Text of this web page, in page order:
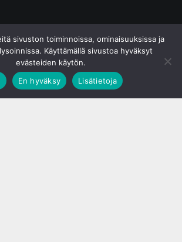
sivuston toiminnoissa, ominaisuuksissa ja
Käyttämällä sivustoa hyväksyt
evästeiden käytön.
En hyväksy Lisätietoja